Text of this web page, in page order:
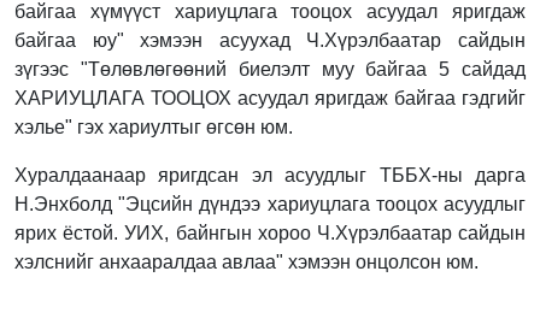
байгаа хүмүүст хариуцлага тооцох асуудал яригдаж
байгаа юу" хэмээн асуухад Ч.Хүрэлбаатар сайдын
зүгээс "Төлөвлөгөөний биелэлт муу байгаа 5 сайдад
ХАРИУЦЛАГА ТООЦОХ асуудал яригдаж байгаа гэдгийг
хэлье" гэх хариултыг өгсөн юм.
Хуралдаанаар яригдсан эл асуудлыг ТББХ-ны дарга
Н.Энхболд "Эцсийн дүндээ хариуцлага тооцох асуудлыг
ярих ёстой. УИХ, байнгын хороо Ч.Хүрэлбаатар сайдын
хэлснийг анхааралдаа авлаа" хэмээн онцолсон юм.